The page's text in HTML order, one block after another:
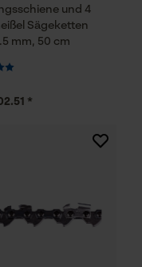
und 4
Sägeketten
mm, 50 cm
*